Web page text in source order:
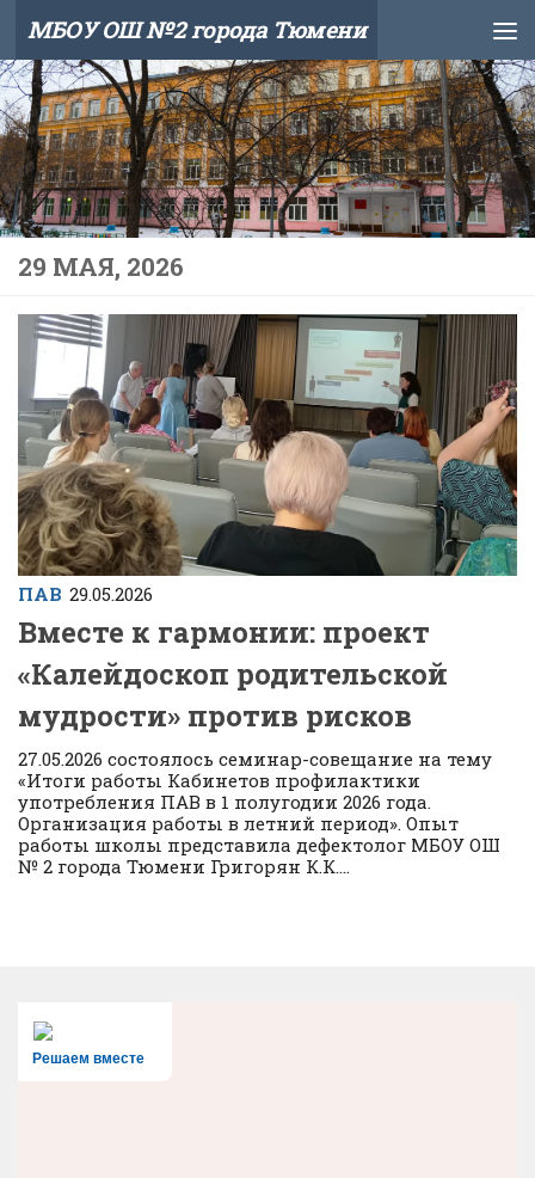
Skip to content
МБОУ ОШ №2 города Тюмени
29 МАЯ, 2026
ПАВ 29.05.2026
Вместе к гармонии: проект
«Калейдоскоп родительской
мудрости» против рисков
27.05.2026 состоялось семинар-совещание на тему
«Итоги работы Кабинетов профилактики
употребления ПАВ в 1 полугодии 2026 года.
Организация работы в летний период». Опыт
работы школы представила дефектолог МБОУ ОШ
№ 2 города Тюмени Григорян К.К....
Решаем вместе